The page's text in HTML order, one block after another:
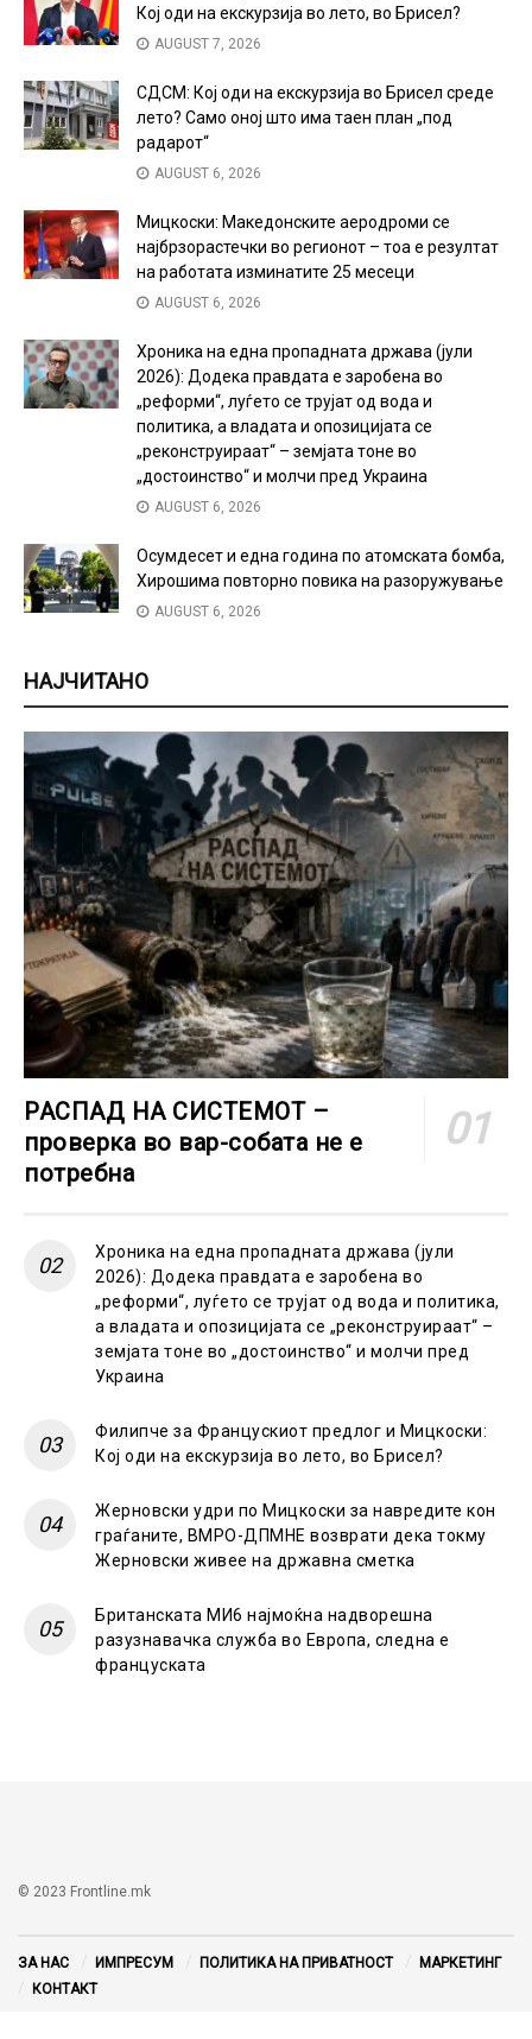
Кој оди на екскурзија во лето, во Брисел?
AUGUST 7, 2026
СДСМ: Кој оди на екскурзија во Брисел среде
лето? Само оној што има таен план „под
радарот“
AUGUST 6, 2026
Мицкоски: Македонските аеродроми се
најбрзорастечки во регионот – тоа е резултат
на работата изминатите 25 месеци
AUGUST 6, 2026
Хроника на една пропадната држава (јули
2026): Додека правдата е заробена во
„реформи“, луѓето се трујат од вода и
политика, а владата и опозицијата се
„реконструираат“ – земјата тоне во
„достоинство“ и молчи пред Украина
AUGUST 6, 2026
Осумдесет и една година по атомската бомба,
Хирошима повторно повика на разоружување
AUGUST 6, 2026
НАЈЧИТАНО
РАСПАД НА СИСТЕМОТ –
проверка во вар-собата не е
потребна
Хроника на една пропадната држава (јули
2026): Додека правдата е заробена во
„реформи“, луѓето се трујат од вода и политика,
а владата и опозицијата се „реконструираат“ –
земјата тоне во „достоинство“ и молчи пред
Украина
Филипче за Францускиот предлог и Мицкоски:
Кој оди на екскурзија во лето, во Брисел?
Жерновски удри по Мицкоски за навредите кон
граѓаните, ВМРО-ДПМНЕ возврати дека токму
Жерновски живее на државна сметка
Британската МИ6 најмоќна надворешна
разузнавачка служба во Европа, следна е
француската
© 2023 Frontline.mk
ЗА НАС ИМПРЕСУМ ПОЛИТИКА НА ПРИВАТНОСТ
МАРКЕТИНГ
КОНТАКТ